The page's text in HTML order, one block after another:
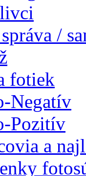
/
fotiek
Negatív
Pozitív
a